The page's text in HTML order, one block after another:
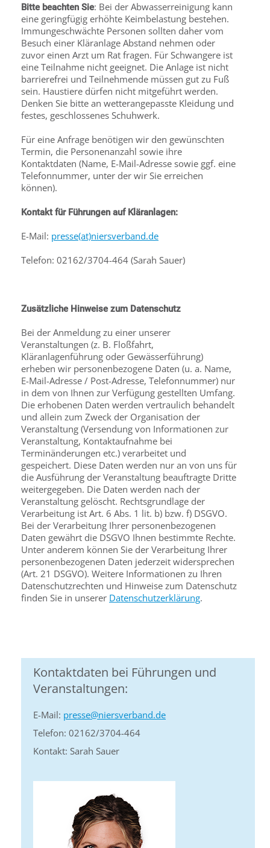
Bitte beachten Sie: Bei der Abwasserreinigung kann
eine geringfügig erhöhte Keimbelastung bestehen.
Immungeschwächte Personen sollten daher vom
Besuch einer Kläranlage Abstand nehmen oder
zuvor einen Arzt um Rat fragen. Für Schwangere ist
eine Teilnahme nicht geeignet. Die Anlage ist nicht
barrierefrei und Teilnehmende müssen gut zu Fuß
sein. Haustiere dürfen nicht mitgeführt werden.
Denken Sie bitte an wetterangepasste Kleidung und
festes, geschlossenes Schuhwerk.
Für eine Anfrage benötigen wir den gewünschten
Termin, die Personenanzahl sowie ihre
Kontaktdaten (Name, E-Mail-Adresse sowie ggf. eine
Telefonnummer, unter der wir Sie erreichen
können).
Kontakt für Führungen auf Kläranlagen:
E-Mail: presse(at)niersverband.de
Telefon: 02162/3704-464 (Sarah Sauer)
Zusätzliche Hinweise zum Datenschutz
Bei der Anmeldung zu einer unserer
Veranstaltungen (z. B. Floßfahrt,
Kläranlagenführung oder Gewässerführung)
erheben wir personenbezogene Daten (u. a. Name,
E-Mail-Adresse / Post-Adresse, Telefonnummer) nur
in dem von Ihnen zur Verfügung gestellten Umfang.
Die erhobenen Daten werden vertraulich behandelt
und allein zum Zweck der Organisation der
Veranstaltung (Versendung von Informationen zur
Veranstaltung, Kontaktaufnahme bei
Terminänderungen etc.) verarbeitet und
gespeichert. Diese Daten werden nur an von uns für
die Ausführung der Veranstaltung beauftragte Dritte
weitergegeben. Die Daten werden nach der
Veranstaltung gelöscht. Rechtsgrundlage der
Verarbeitung ist Art. 6 Abs. 1 lit. b) bzw. f) DSGVO.
Bei der Verarbeitung Ihrer personenbezogenen
Daten gewährt die DSGVO Ihnen bestimmte Rechte.
Unter anderem können Sie der Verarbeitung Ihrer
personenbezogenen Daten jederzeit widersprechen
(Art. 21 DSGVO). Weitere Informationen zu Ihren
Datenschutzrechten und Hinweise zum Datenschutz
finden Sie in unserer Datenschutzerklärung.
Kontaktdaten bei Führungen und
Veranstaltungen:
E-Mail: presse@niersverband.de
Telefon: 02162/3704-464
Kontakt: Sarah Sauer